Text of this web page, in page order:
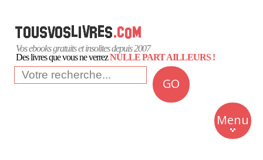
Vos ebooks gratuits et insolites depuis 2007
Des livres que vous ne verrezNULLE PART AILLEURS !
GO
Menu
Insolite
Business